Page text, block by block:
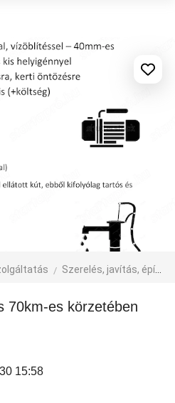
Szerelés, javítás, építkezés
15:58